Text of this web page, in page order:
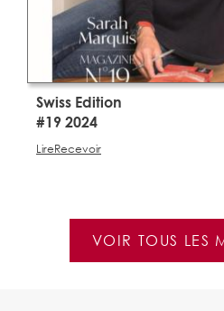
Swiss Edition
#19 2024
LireRecevoir
VOIR TOUS LES